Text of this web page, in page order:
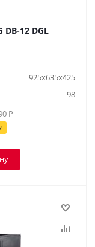
12 DGL
925х635х425
98
₽